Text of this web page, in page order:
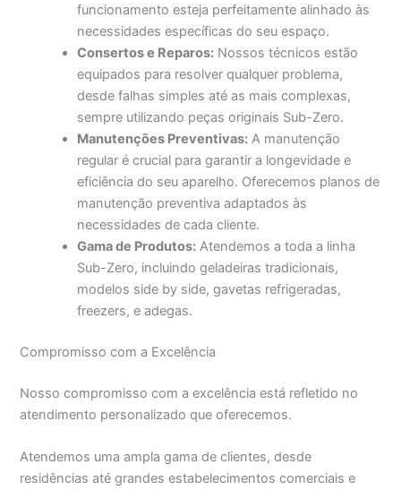
funcionamento esteja perfeitamente alinhado às
necessidades específicas do seu espaço.
Consertos e Reparos: Nossos técnicos estão
equipados para resolver qualquer problema,
desde falhas simples até as mais complexas,
sempre utilizando peças originais Sub-Zero.
Manutenções Preventivas: A manutenção
regular é crucial para garantir a longevidade e
eficiência do seu aparelho. Oferecemos planos de
manutenção preventiva adaptados às
necessidades de cada cliente.
Gama de Produtos: Atendemos a toda a linha
Sub-Zero, incluindo geladeiras tradicionais,
modelos side by side, gavetas refrigeradas,
freezers, e adegas.
Compromisso com a Excelência
Nosso compromisso com a excelência está refletido no
atendimento personalizado que oferecemos.
Atendemos uma ampla gama de clientes, desde
residências até grandes estabelecimentos comerciais e